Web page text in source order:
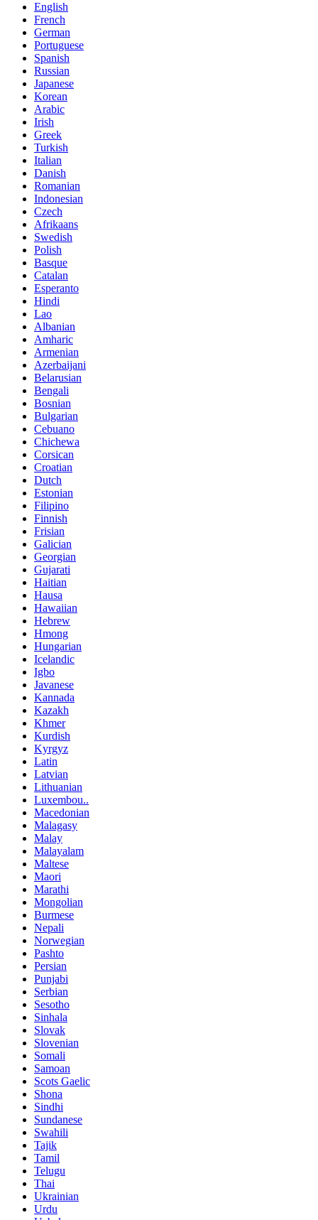
English
French
German
Portuguese
Spanish
Russian
Japanese
Korean
Arabic
Irish
Greek
Turkish
Italian
Danish
Romanian
Indonesian
Czech
Afrikaans
Swedish
Polish
Basque
Catalan
Esperanto
Hindi
Lao
Albanian
Amharic
Armenian
Azerbaijani
Belarusian
Bengali
Bosnian
Bulgarian
Cebuano
Chichewa
Corsican
Croatian
Dutch
Estonian
Filipino
Finnish
Frisian
Galician
Georgian
Gujarati
Haitian
Hausa
Hawaiian
Hebrew
Hmong
Hungarian
Icelandic
Igbo
Javanese
Kannada
Kazakh
Khmer
Kurdish
Kyrgyz
Latin
Latvian
Lithuanian
Luxembou..
Macedonian
Malagasy
Malay
Malayalam
Maltese
Maori
Marathi
Mongolian
Burmese
Nepali
Norwegian
Pashto
Persian
Punjabi
Serbian
Sesotho
Sinhala
Slovak
Slovenian
Somali
Samoan
Scots Gaelic
Shona
Sindhi
Sundanese
Swahili
Tajik
Tamil
Telugu
Thai
Ukrainian
Urdu